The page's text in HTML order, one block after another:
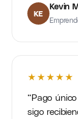
KE
Kevin
★★★★★
Pago
sigo